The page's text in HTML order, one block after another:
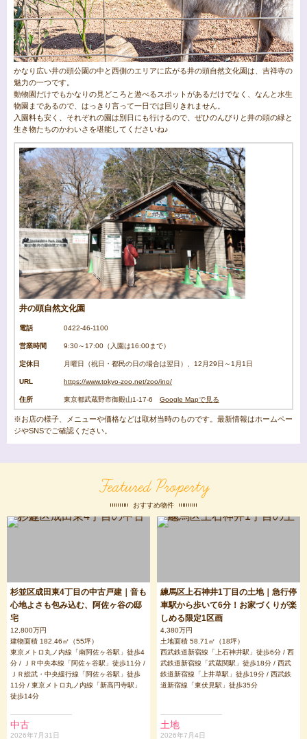
かなり広い井の頭公園の中と西側のエリアに広がる井の頭自然文化園は、吉祥寺の
魅力の一つです。
動物園だけでもかなりの見どころと遊べるスポットがあるだけでなく、なんと水生
物園まであるので、はっきり言って一日では回りきれません。
入園料も安く、それぞれの園は別日にも行けるので、ぜひのんびりと井の頭の緑と
生き物たちのかわいさを堪能してくださいね♪
井の頭自然文化園
電話 0422-46-1100
営業時間 9:30～17:00（入園は16:00まで）
定休日 月曜日（祝日・都民の日の場合は翌日）、12月29日～1月1日
URL https://www.tokyo-zoo.net/zoo/ino/
住所 東京都武蔵野市御殿山1-17-6 Google Mapで見る
※お店の様子、メニューや価格などは取材当時のものです。最新情報はホームペー
ジやSNSでご確認ください。
Featured Property
おすすめ物件
杉並区成田東4丁目の中古戸建｜音も
心地よさも包み込む、阿佐ヶ谷の邸
宅
12,800万円
建物面積 182.46㎡（55坪）
東京メトロ丸ノ内線「南阿佐ヶ谷駅」徒歩4
分 / ＪＲ中央本線「阿佐ヶ谷駅」徒歩11分 /
ＪＲ総武・中央緩行線「阿佐ヶ谷駅」徒歩
11分 / 東京メトロ丸ノ内線「新高円寺駅」
徒歩14分
中古
2026年7月31日
練馬区上石神井1丁目の土地｜急行停
車駅から歩いて6分！お家づくりが楽
しめる限定1区画
4,380万円
土地面積 58.71㎡（18坪）
西武鉄道新宿線「上石神井駅」徒歩6分 / 西
武鉄道新宿線「武蔵関駅」徒歩18分 / 西武
鉄道新宿線「上井草駅」徒歩19分 / 西武鉄
道新宿線「東伏見駅」徒歩35分
土地
2026年7月4日